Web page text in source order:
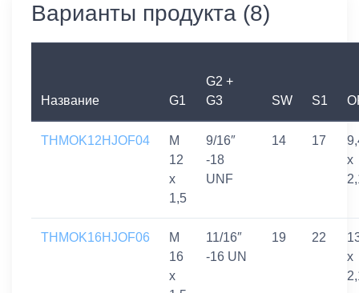
Варианты продукта (8)
Название G1
G2 +
G3
SW S1
THMOK12HJOF04
M
12
x
1,5
9/16″
-18
UNF
14 17
x
THMOK16HJOF06
M
16
x
11/16″
-16 UN
19 22
x